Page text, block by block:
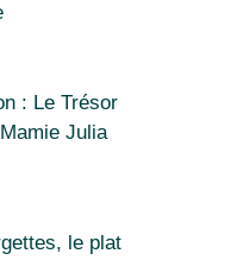
: Le Trésor
Julia
le plat